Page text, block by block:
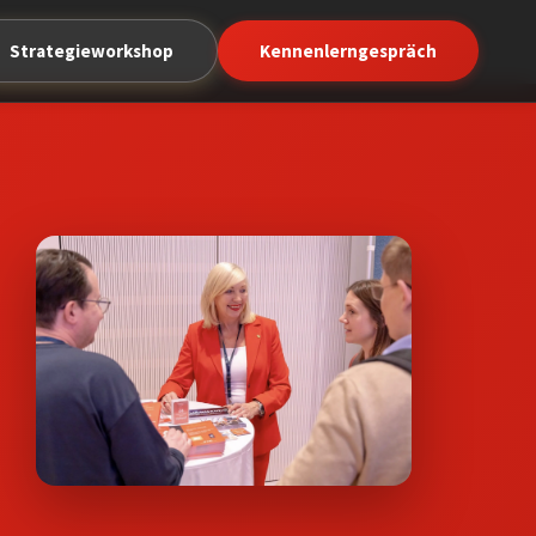
Strategieworkshop Kennenlerngespräch